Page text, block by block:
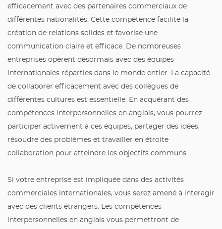
efficacement avec des partenaires commerciaux de
différentes nationalités. Cette compétence facilite la
création de relations solides et favorise une
communication claire et efficace. De nombreuses
entreprises opèrent désormais avec des équipes
internationales réparties dans le monde entier. La capacité
de collaborer efficacement avec des collègues de
différentes cultures est essentielle. En acquérant des
compétences interpersonnelles en anglais, vous pourrez
participer activement à ces équipes, partager des idées,
résoudre des problèmes et travailler en étroite
collaboration pour atteindre les objectifs communs.
Si votre entreprise est impliquée dans des activités
commerciales internationales, vous serez amené à interagir
avec des clients étrangers. Les compétences
interpersonnelles en anglais vous permettront de